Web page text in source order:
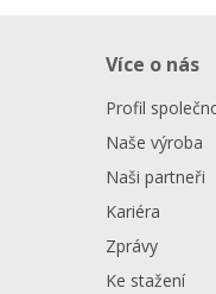
Více o nás
Profil
Naše výroba
Naši partneři
Kariéra
Zprávy
Ke stažení